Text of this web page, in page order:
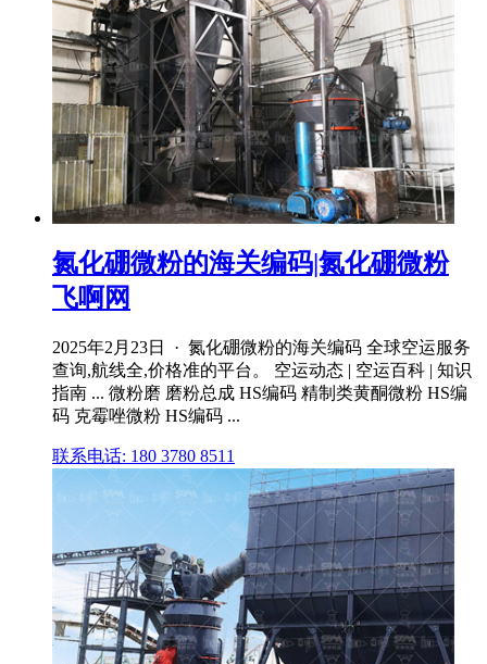
氮化硼微粉的海关编码|氮化硼微粉
飞啊网
2025年2月23日 · 氮化硼微粉的海关编码 全球空运服务
查询,航线全,价格准的平台。 空运动态 | 空运百科 | 知识
指南 ... 微粉磨 磨粉总成 HS编码 精制类黄酮微粉 HS编
码 克霉唑微粉 HS编码 ...
联系电话: 180 3780 8511